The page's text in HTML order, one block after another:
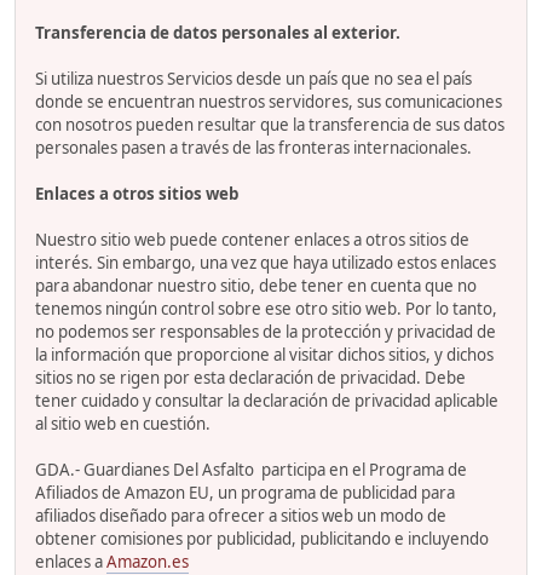
Transferencia de datos personales al exterior.
Si utiliza nuestros Servicios desde un país que no sea el país
donde se encuentran nuestros servidores, sus comunicaciones
con nosotros pueden resultar que la transferencia de sus datos
personales pasen a través de las fronteras internacionales.
Enlaces a otros sitios web
Nuestro sitio web puede contener enlaces a otros sitios de
interés. Sin embargo, una vez que haya utilizado estos enlaces
para abandonar nuestro sitio, debe tener en cuenta que no
tenemos ningún control sobre ese otro sitio web. Por lo tanto,
no podemos ser responsables de la protección y privacidad de
la información que proporcione al visitar dichos sitios, y dichos
sitios no se rigen por esta declaración de privacidad. Debe
tener cuidado y consultar la declaración de privacidad aplicable
al sitio web en cuestión.
GDA.- Guardianes Del Asfalto participa en el Programa de
Afiliados de Amazon EU, un programa de publicidad para
afiliados diseñado para ofrecer a sitios web un modo de
obtener comisiones por publicidad, publicitando e incluyendo
enlaces aAmazon.es